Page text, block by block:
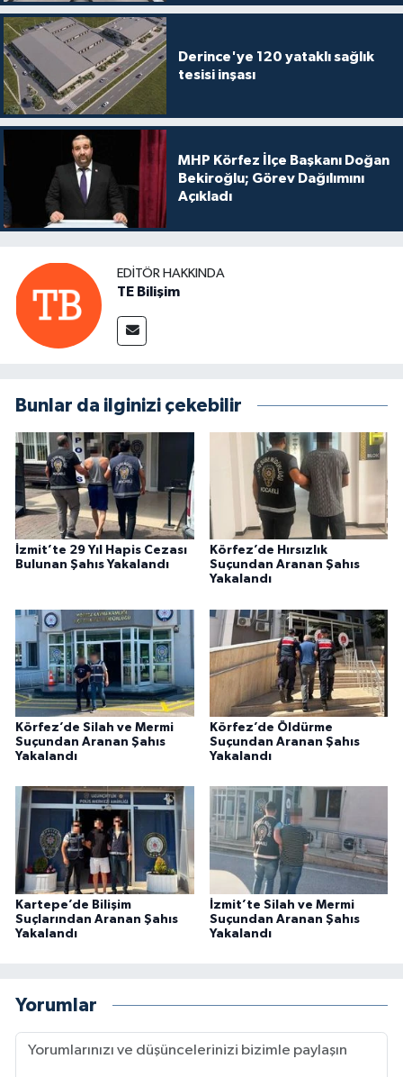
Derince'ye 120 yataklı sağlık
tesisi inşası
MHP Körfez İlçe Başkanı Doğan
Bekiroğlu; Görev Dağılımını
Açıkladı
EDITÖR HAKKINDA
TE Bilişim
Bunlar da ilginizi çekebilir
İzmit’te 29 Yıl Hapis Cezası
Bulunan Şahıs Yakalandı
Körfez’de Hırsızlık
Suçundan Aranan Şahıs
Yakalandı
Körfez’de Silah ve Mermi
Suçundan Aranan Şahıs
Yakalandı
Körfez’de Öldürme
Suçundan Aranan Şahıs
Yakalandı
Kartepe’de Bilişim
Suçlarından Aranan Şahıs
Yakalandı
İzmit’te Silah ve Mermi
Suçundan Aranan Şahıs
Yakalandı
Yorumlar